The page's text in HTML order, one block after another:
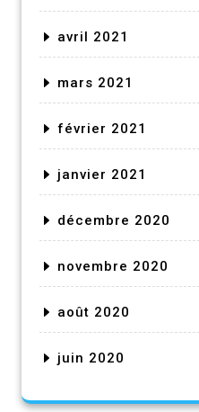
avril 2021
mars 2021
février 2021
janvier 2021
décembre 2020
novembre 2020
août 2020
juin 2020